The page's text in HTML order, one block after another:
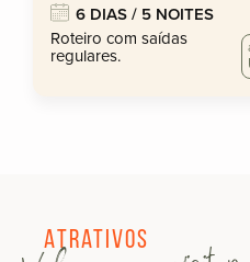
6 DIAS / 5 NOITES
Roteiro com saídas
regulares.
Atrativos